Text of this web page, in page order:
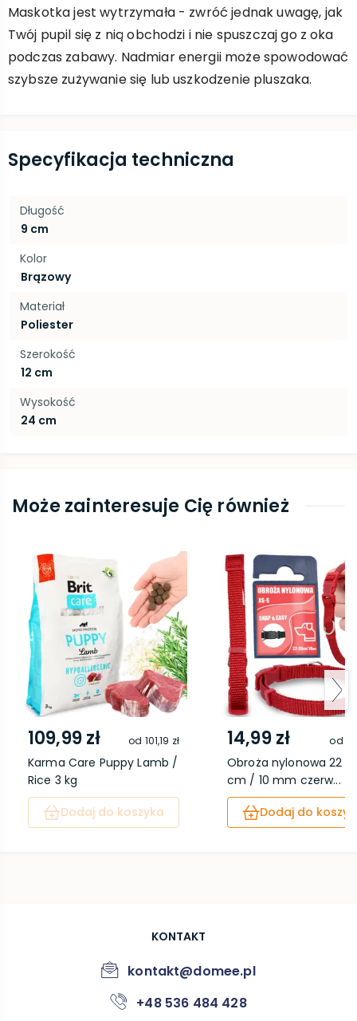
Maskotka jest wytrzymała - zwróć jednak uwagę, jak
Twój pupil się z nią obchodzi i nie spuszczaj go z oka
podczas zabawy. Nadmiar energii może spowodować
szybsze zużywanie się lub uszkodzenie pluszaka.
Specyfikacja techniczna
Długość
9 cm
Kolor
Brązowy
Materiał
Poliester
Szerokość
12 cm
Wysokość
24 cm
Może zainteresuje Cię również
109,99 zł od 101,19 zł
Karma Care Puppy Lamb /
Rice 3 kg
Dodaj do koszyka
14,99 zł od
Obroża nylonowa 22 -
cm / 10 mm czerw...
Dodaj do
KONTAKT
kontakt@domee.pl
+48 536 484 428